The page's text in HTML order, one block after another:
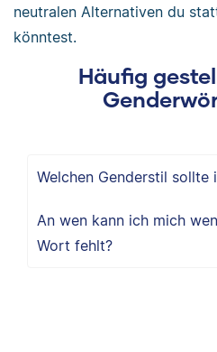
neutralen Alternativen du
könntest.
Häufig
Welchen Genderstil sollte
An wen kann ich mich
Wort fehlt?